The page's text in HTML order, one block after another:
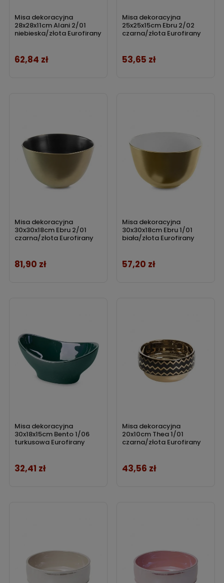
Misa dekoracyjna
28x28x11cm Alani 2/01
niebieska/złota Eurofirany
Cena
62,84 zł
Misa dekoracyjna
25x25x15cm Ebru 2/02
czarna/złota Eurofirany
Cena
53,65 zł
Misa dekoracyjna
30x30x18cm Ebru 2/01
czarna/złota Eurofirany
Cena
81,90 zł
Misa dekoracyjna
30x30x18cm Ebru 1/01
biała/złota Eurofirany
Cena
57,20 zł
Misa dekoracyjna
30x18x15cm Bento 1/06
turkusowa Eurofirany
Cena
32,41 zł
Misa dekoracyjna
20x10cm Thea 1/01
czarna/złota Eurofirany
Cena
43,56 zł